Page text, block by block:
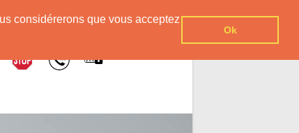
considérerons que vous acceptez
Ok